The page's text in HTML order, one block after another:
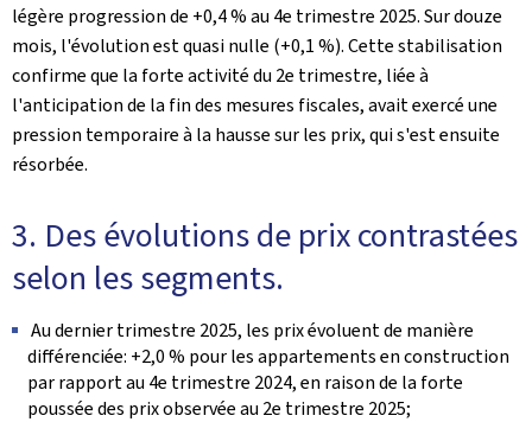
légère progression de +0,4 % au 4e trimestre 2025. Sur douze
mois, l'évolution est quasi nulle (+0,1 %). Cette stabilisation
confirme que la forte activité du 2e trimestre, liée à
l'anticipation de la fin des mesures fiscales, avait exercé une
pression temporaire à la hausse sur les prix, qui s'est ensuite
résorbée.
3. Des évolutions de prix contrastées
selon les segments.
Au dernier trimestre 2025, les prix évoluent de manière
différenciée: +2,0 % pour les appartements en construction
par rapport au 4e trimestre 2024, en raison de la forte
poussée des prix observée au 2e trimestre 2025;